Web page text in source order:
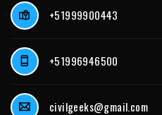
+51999900443
+51996946500
civilgeeks@gmail.com